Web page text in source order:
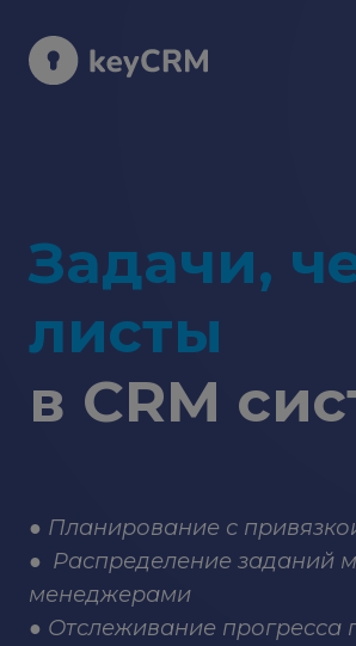
Задачи,
листы
в CRM
● Планирование с
● Распределение заданий
менеджерами
● Отслеживание прогресса